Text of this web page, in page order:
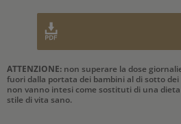
ATTENZIONE: non superare la dose
fuori dalla portata dei bambini al di sotto
non vanno intesi come sostituti di una
stile di vita sano.